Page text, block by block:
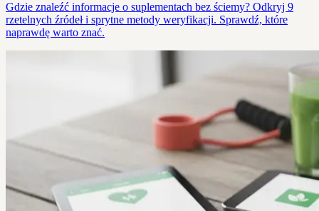
Gdzie znaleźć informacje o suplementach bez ściemy? Odkryj 9
rzetelnych źródeł i sprytne metody weryfikacji. Sprawdź, które
naprawdę warto znać.